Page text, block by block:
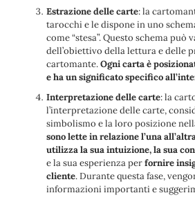
Estrazione delle carte: la
tarocchi e le dispone in uno
come “stesa”. Questo schema può
dell’obiettivo della lettura e delle
cartomante.Ogni carta è
e ha un significato specifico
Interpretazione delle carte: la
l’interpretazione delle carte,
simbolismo e la loro posizione
sono lette in relazione l’una
utilizza la sua intuizione, la sua
e la sua esperienza perfornire
cliente. Durante questa fase,
informazioni importanti e